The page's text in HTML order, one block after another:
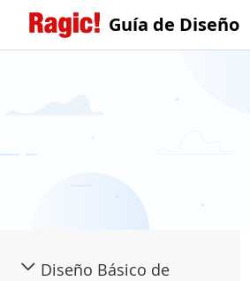
Guía de Diseño
Diseño Básico de